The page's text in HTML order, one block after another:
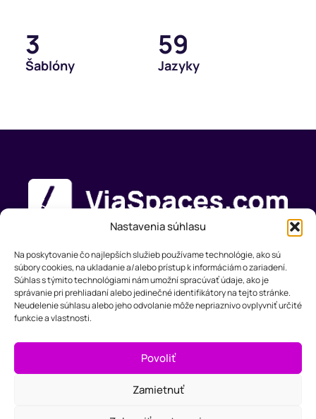
Nastavenia súhlasu
Na poskytovanie čo najlepších služieb používame technológie, ako sú
súbory cookies, na ukladanie a/alebo prístup k informáciám o zariadení.
Súhlas s týmito technológiami nám umožní spracúvať údaje, ako je
správanie pri prehliadaní alebo jedinečné identifikátory na tejto stránke.
Neudelenie súhlasu alebo jeho odvolanie môže nepriaznivo ovplyvniť určité
funkcie a vlastnosti.
Povoliť
Zamietnuť
3
Šablóny
59
Jazyky
Produkt
Features
Cenník
Riešenia
Webdizajn
Marketing
Business
Účtovníctvo
Podpora
Zdroje
FAQ
Spoločnosť
O nás
Kontakt